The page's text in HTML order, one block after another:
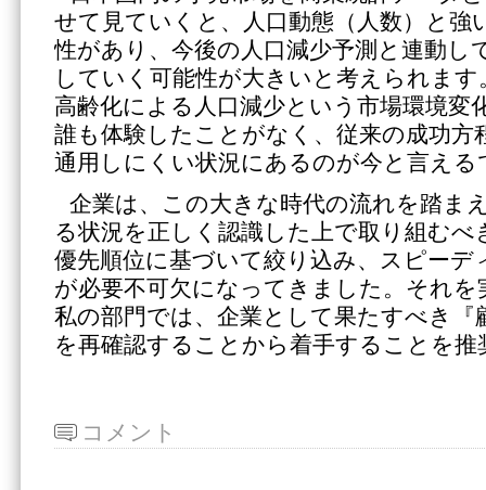
せて見ていくと、人口動態（人数）と強
性があり、今後の人口減少予測と連動し
していく可能性が大きいと考えられます
高齢化による人口減少という市場環境変
誰も体験したことがなく、従来の成功方
通用しにくい状況にあるのが今と言える
企業は、この大きな時代の流れを踏ま
る状況を正しく認識した上で取り組むべ
優先順位に基づいて絞り込み、スピーデ
が必要不可欠になってきました。それ
私の部門では、企業として果たすべき『
を再確認することから着手することを
コメント